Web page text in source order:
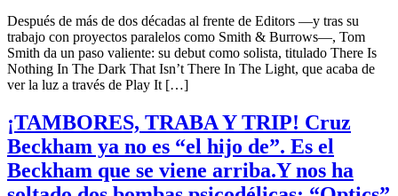
Después de más de dos décadas al frente de Editors —y tras su
trabajo con proyectos paralelos como Smith & Burrows—, Tom
Smith da un paso valiente: su debut como solista, titulado There Is
Nothing In The Dark That Isn’t There In The Light, que acaba de
ver la luz a través de Play It […]
¡TAMBORES, TRABA Y TRIP! Cruz
Beckham ya no es “el hijo de”. Es el
Beckham que se viene arriba.Y nos ha